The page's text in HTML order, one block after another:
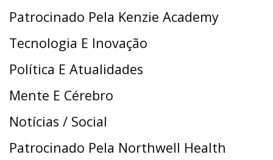
Patrocinado Pela Kenzie Academy
Tecnologia E Inovação
Política E Atualidades
Mente E Cérebro
Notícias / Social
Patrocinado Pela Northwell Health